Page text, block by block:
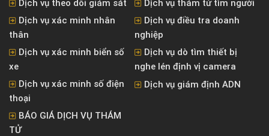
Dịch vụ theo dõi giám sát
Dịch vụ thám tử tìm người
Dịch vụ xác minh nhân
thân
Dịch vụ điều tra doanh
nghiệp
Dịch vụ xác minh biển số
xe
Dịch vụ dò tìm thiết bị
nghe lén định vị camera
Dịch vụ xác minh số điện
thoại
Dịch vụ giám định ADN
BÁO GIÁ DỊCH VỤ THÁM
TỬ